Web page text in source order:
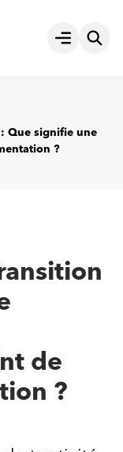
Ouvrir le
Que signifie une
?
de
?